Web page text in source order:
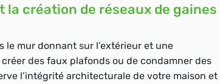
la création de réseaux de gaines
le mur donnant sur l’extérieur et une
des faux plafonds ou de condamner des
l’intégrité architecturale de votre maison et